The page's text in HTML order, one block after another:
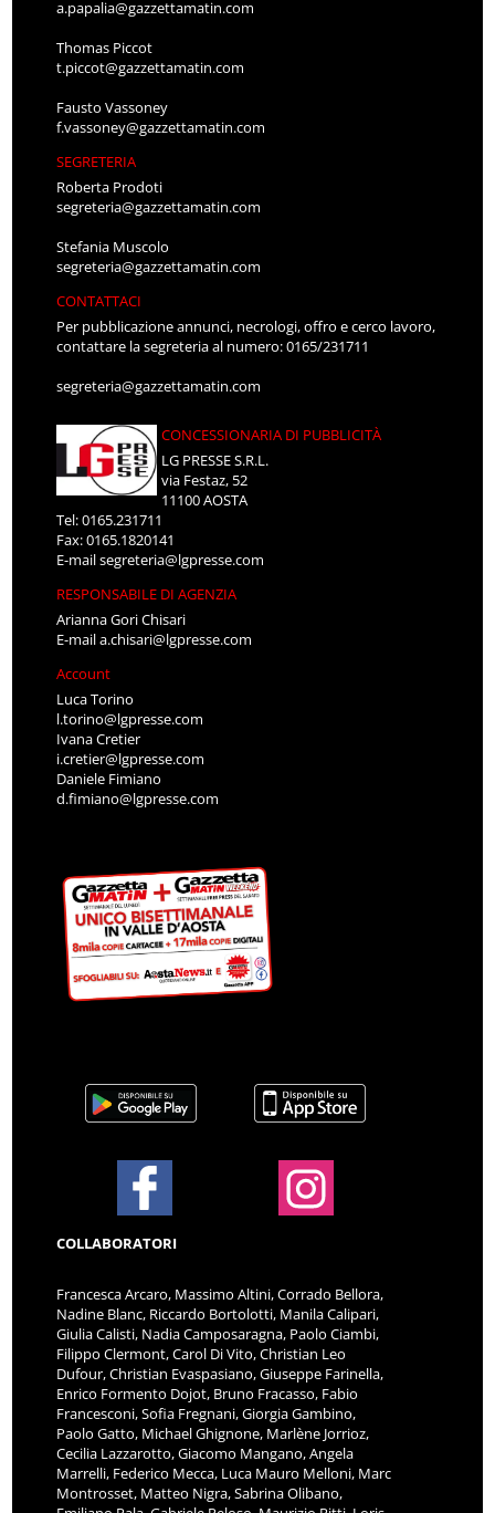
a.papalia@gazzettamatin.com
Thomas Piccot
t.piccot@gazzettamatin.com
Fausto Vassoney
f.vassoney@gazzettamatin.com
SEGRETERIA
Roberta Prodoti
segreteria@gazzettamatin.com
Stefania Muscolo
segreteria@gazzettamatin.com
CONTATTACI
Per pubblicazione annunci, necrologi, offro e cerco lavoro,
contattare la segreteria al numero: 0165/231711
segreteria@gazzettamatin.com
CONCESSIONARIA DI PUBBLICITÀ
LG PRESSE S.R.L.
via Festaz, 52
11100 AOSTA
Tel: 0165.231711
Fax: 0165.1820141
E-mailsegreteria@lgpresse.com
RESPONSABILE DI AGENZIA
Arianna Gori Chisari
E-maila.chisari@lgpresse.com
Account
Luca Torino
l.torino@lgpresse.com
Ivana Cretier
i.cretier@lgpresse.com
Daniele Fimiano
d.fimiano@lgpresse.com
COLLABORATORI
Francesca Arcaro, Massimo Altini, Corrado Bellora,
Nadine Blanc, Riccardo Bortolotti, Manila Calipari,
Giulia Calisti, Nadia Camposaragna, Paolo Ciambi,
Filippo Clermont, Carol Di Vito, Christian Leo
Dufour, Christian Evaspasiano, Giuseppe Farinella,
Enrico Formento Dojot, Bruno Fracasso, Fabio
Francesconi, Sofia Fregnani, Giorgia Gambino,
Paolo Gatto, Michael Ghignone, Marlène Jorrioz,
Cecilia Lazzarotto, Giacomo Mangano, Angela
Marrelli, Federico Mecca, Luca Mauro Melloni, Marc
Montrosset, Matteo Nigra, Sabrina Olibano,